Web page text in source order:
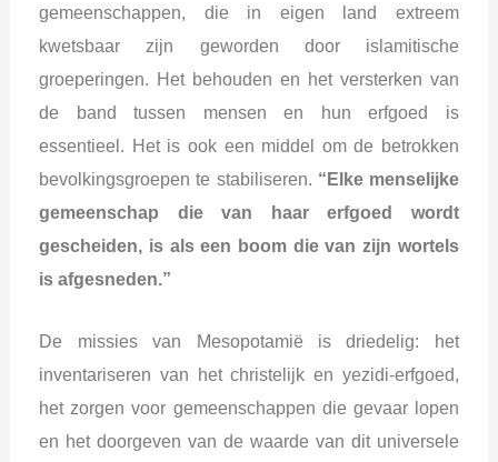
gemeenschappen, die in eigen land extreem
kwetsbaar zijn geworden door islamitische
groeperingen. Het behouden en het versterken van
de band tussen mensen en hun erfgoed is
essentieel. Het is ook een middel om de betrokken
bevolkingsgroepen te stabiliseren. “Elke menselijke
gemeenschap die van haar erfgoed wordt
gescheiden, is als een boom die van zijn wortels
is afgesneden.”
De missies van Mesopotamië is driedelig: het
inventariseren van het christelijk en yezidi-erfgoed,
het zorgen voor gemeenschappen die gevaar lopen
en het doorgeven van de waarde van dit universele